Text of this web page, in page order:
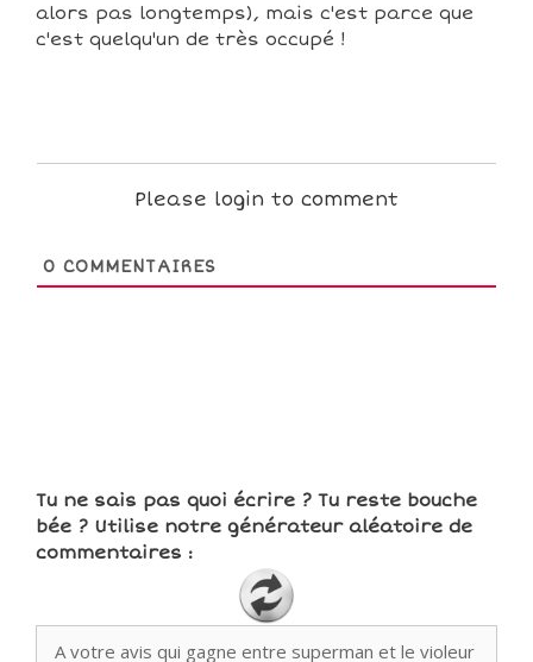
alors pas longtemps), mais c'est parce que
c'est quelqu'un de très occupé !
Please login to comment
0 COMMENTAIRES
Tu ne sais pas quoi écrire ? Tu reste bouche
bée ? Utilise notre générateur aléatoire de
commentaires :